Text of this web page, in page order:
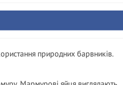
природних барвників.